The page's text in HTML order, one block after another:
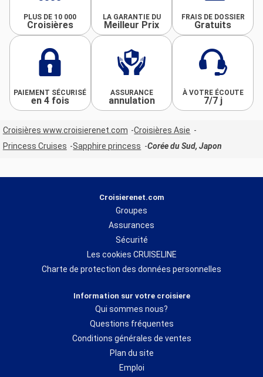
PLUS DE 10 000
Croisières
LA GARANTIE DU
Meilleur Prix
FRAIS DE DOSSIER
Gratuits
PAIEMENT SÉCURISÉ
en 4 fois
ASSURANCE
annulation
À VOTRE ÉCOUTE
7/7 j
Croisières www.croisierenet.com
Croisières Asie
Princess Cruises
Sapphire princess Corée du Sud, Japon
Croisierenet.com
Groupes
Assurances
Sécurité
Les cookies CRUISELINE
Charte de protection des données personnelles
Information sur votre croisiere
Qui sommes nous?
Questions fréquentes
Conditions générales de ventes
Plan du site
Emploi